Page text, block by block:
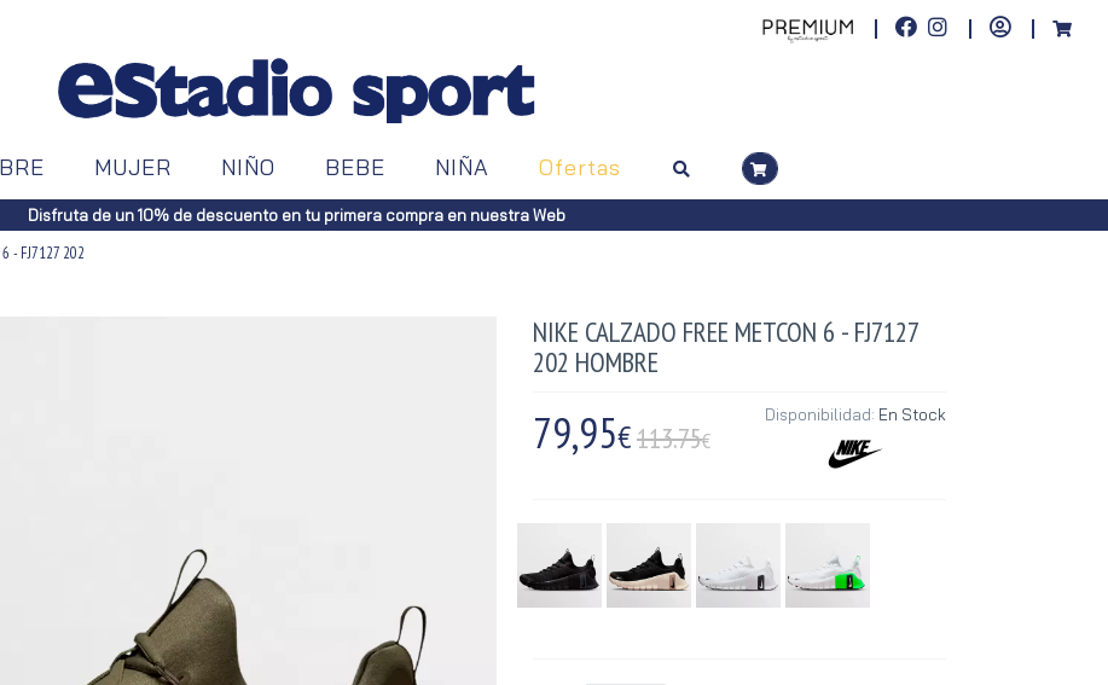
MUJER NIÑO BEBE NIÑA Ofertas
Disfruta de un 10% de descuento en tu primera compra en nuestra Web
6 - FJ7127 202
NIKE CALZADO FREE METCON 6 - FJ7127
202 HOMBRE
79,95€113.75€
Disponibilidad: En Stock